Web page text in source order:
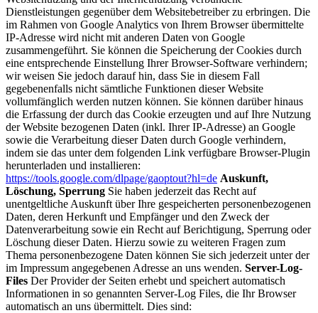
Dienstleistungen gegenüber dem Websitebetreiber zu erbringen. Die
im Rahmen von Google Analytics von Ihrem Browser übermittelte
IP-Adresse wird nicht mit anderen Daten von Google
zusammengeführt. Sie können die Speicherung der Cookies durch
eine entsprechende Einstellung Ihrer Browser-Software verhindern;
wir weisen Sie jedoch darauf hin, dass Sie in diesem Fall
gegebenenfalls nicht sämtliche Funktionen dieser Website
vollumfänglich werden nutzen können. Sie können darüber hinaus
die Erfassung der durch das Cookie erzeugten und auf Ihre Nutzung
der Website bezogenen Daten (inkl. Ihrer IP-Adresse) an Google
sowie die Verarbeitung dieser Daten durch Google verhindern,
indem sie das unter dem folgenden Link verfügbare Browser-Plugin
herunterladen und installieren:
https://tools.google.com/dlpage/gaoptout?hl=de Auskunft,
Löschung, Sperrung Sie haben jederzeit das Recht auf
unentgeltliche Auskunft über Ihre gespeicherten personenbezogenen
Daten, deren Herkunft und Empfänger und den Zweck der
Datenverarbeitung sowie ein Recht auf Berichtigung, Sperrung oder
Löschung dieser Daten. Hierzu sowie zu weiteren Fragen zum
Thema personenbezogene Daten können Sie sich jederzeit unter der
im Impressum angegebenen Adresse an uns wenden. Server-Log-
Files Der Provider der Seiten erhebt und speichert automatisch
Informationen in so genannten Server-Log Files, die Ihr Browser
automatisch an uns übermittelt. Dies sind: